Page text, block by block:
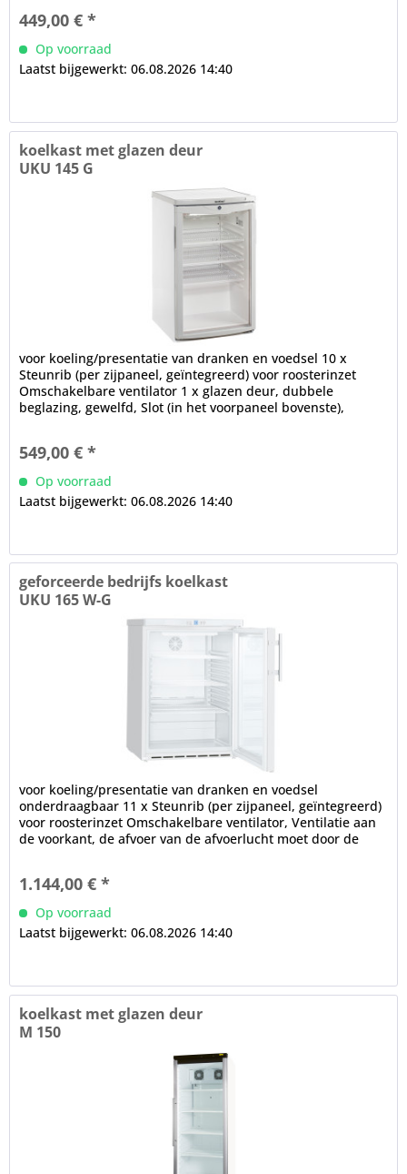
449,00 € *
Op voorraad
Laatst bijgewerkt: 06.08.2026 14:40
koelkast met glazen deur
UKU 145 G
voor koeling/presentatie van dranken en voedsel 10 x
Steunrib (per zijpaneel, geïntegreerd) voor roosterinzet
Omschakelbare ventilator 1 x glazen deur, dubbele
beglazing, gewelfd, Slot (in het voorpaneel bovenste),
549,00 € *
Op voorraad
Laatst bijgewerkt: 06.08.2026 14:40
geforceerde bedrijfs koelkast
UKU 165 W-G
voor koeling/presentatie van dranken en voedsel
onderdraagbaar 11 x Steunrib (per zijpaneel, geïntegreerd)
voor roosterinzet Omschakelbare ventilator, Ventilatie aan
de voorkant, de afvoer van de afvoerlucht moet door de
1.144,00 € *
Op voorraad
Laatst bijgewerkt: 06.08.2026 14:40
koelkast met glazen deur
M 150